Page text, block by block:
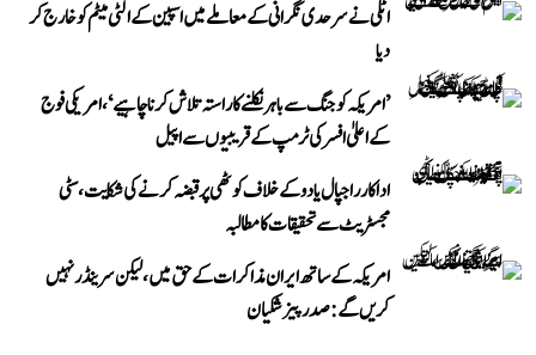
اٹلی نے سرحدی نگرانی کے معاملے میں اسپین کے الٹی میٹم کو خارج کر
دیا
’امریکہ کو جنگ سے باہر نکلنے کا راستہ تلاش کرنا چاہیے‘، امریکی فوج
کے اعلیٰ افسر کی ٹرمپ کے قریبیوں سے اپیل
اداکار راجپال یادو کے خلاف کوٹھی پر قبضہ کرنے کی شکایت، سٹی
مجسٹریٹ سے تحقیقات کا مطالبہ
امریکہ کے ساتھ ایران مذاکرات کے حق میں، لیکن سرینڈر نہیں
کریں گے: صدر پیزشکیان